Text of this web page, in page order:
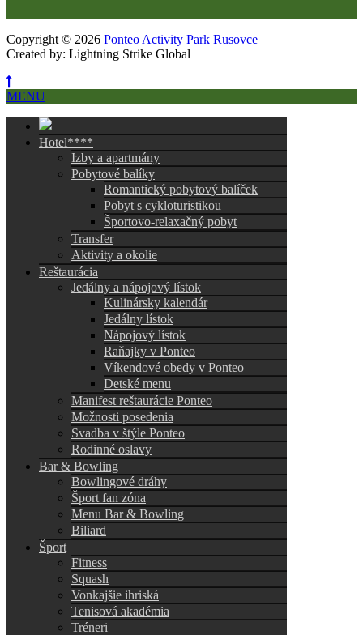
Copyright © 2026 Ponteo Activity Park Rusovce
Created by: Lightning Strike Global
MENU
Hotel****
Izby a apartmány
Pobytové balíky
Romantický pobytový balíček
Pobyt s cykloturistikou
Športovo-relaxačný pobyt
Transfer
Aktivity a okolie
Reštaurácia
Jedálny a nápojový lístok
Kulinársky kalendár
Jedálny lístok
Nápojový lístok
Raňajky v Ponteo
Víkendové obedy v Ponteo
Detské menu
Manifest reštaurácie Ponteo
Možnosti posedenia
Svadba v štýle Ponteo
Rodinné oslavy
Bar & Bowling
Bowlingové dráhy
Šport fan zóna
Menu Bar & Bowling
Biliard
Šport
Fitness
Squash
Vonkajšie ihriská
Tenisová akadémia
Tréneri